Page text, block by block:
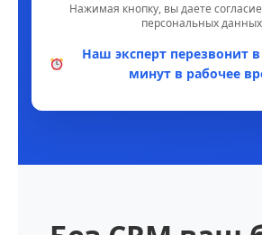
Нажимая кнопку, вы даете
персональных данных
Наш эксперт перезвонит
минут в рабочее